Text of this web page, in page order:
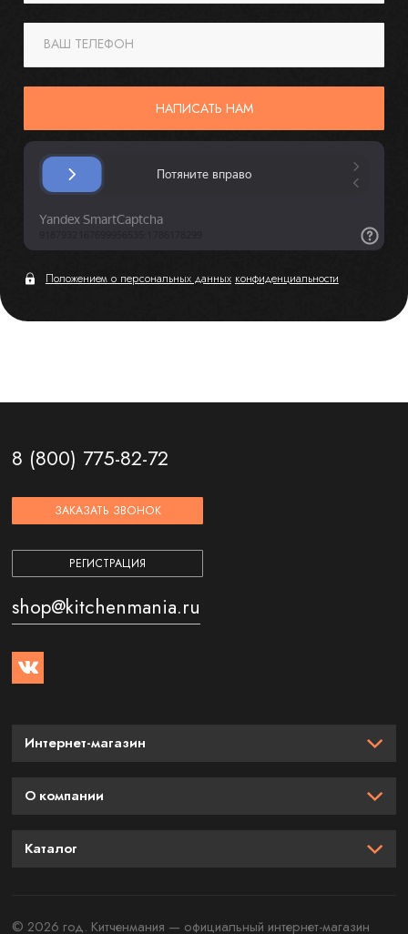
ВАШ ТЕЛЕФОН
НАПИСАТЬ НАМ
Положением о персональных данных конфиденциальности
8 (800) 775-82-72
ЗАКАЗАТЬ ЗВОНОК
РЕГИСТРАЦИЯ
shop@kitchenmania.ru
Интернет-магазин
О компании
Каталог
© 2026 год. Китченмания — официальный интернет-магазин